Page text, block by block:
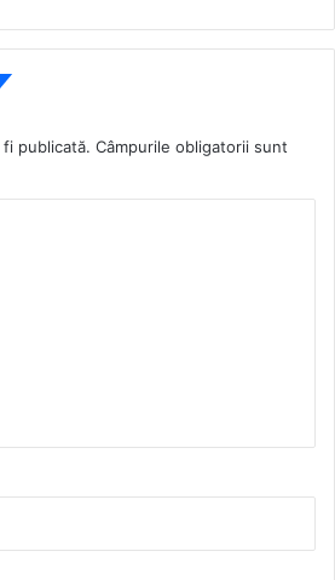
publicată. Câmpurile obligatorii sunt